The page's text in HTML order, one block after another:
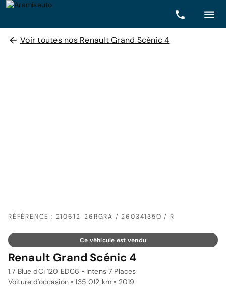
Voir toutes nos Renault Grand Scénic 4
RÉFÉRENCE : 210612-26RGRA / 26034135O / R
Ce véhicule est vendu
Renault Grand Scénic 4
1.7 Blue dCi 120 EDC6 • Intens 7 Places
Voiture d'occasion • 135 012 km • 2019